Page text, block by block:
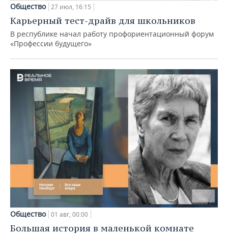
Общество 27 июл, 16:15
Карьерный тест-драйв для школьников
В республике начал работу профориентационный форум
«Профессии будущего»
Общество 01 авг, 00:00
Большая история в маленькой комнате